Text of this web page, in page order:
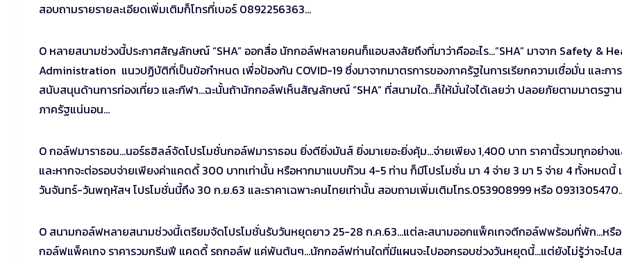
สอบถามรายรายละเอียดเพิ่มเติมก็โทรที่เบอร์ 0892256363…
O หลายสนามช่วงนี้ประกาศสัญลักษณ์ “SHA” ออกสื่อ นักกอล์ฟหลายคนก็แอบสงสัยถึงที่มาว่าคืออะไร…”SHA” มาจาก Safety &
Administration แนวปฏิบัติที่เป็นข้อกำหนด เพื่อป้องกัน COVID-19 ซึ่งมาจากมาตรการของภาครัฐในการเรียกความเชื่อมั่น และการ
สนับสนุนด้านการท่องเที่ยว และกีฬา…ฉะนั้นถ้านักกอล์ฟเห็นสัญลักษณ์ “SHA” ที่สนามใด…ก็ให้มั่นใจได้เลยว่า ปลอยภัยตามมาตรฐา
ภาครัฐแน่นอน…
O กอล์ฟมาราธอน…นอร์ธฮิลล์จัดโปรโมชั่นกอล์ฟมาราธอน ยิ่งตียิ่งมันส์ ยิ่งมาเยอะยิ่งคุ้ม…จ่ายเพียง 1,400 บาท ราคานี้รวมทุกอย่าง
และหากจะต่อรอบจ่ายเพียงค่าแคดดี้ 300 บาทเท่านั้น หรือหากมาแบบก๊วน 4-5 ท่าน ก็มีโปรโมชั่น มา 4 จ่าย 3 มา 5 จ่าย 4 ทั้งหมดนี้
วันจันทร์-วันพฤหัสฯ โปรโมชั่นนี้ถึง 30 ก.ย.63 และราคาเฉพาะคนไทยเท่านั้น สอบถามเพิ่มเติมโทร.053908999 หรือ
O สนามกอล์ฟหลายสนามช่วงนี้เตรียมจัดโปรโมชั่นรับวันหยุดยาว 25-28 ก.ค.63…แต่ละสนามออกแพ็คเกจตีกอล์ฟพร้อมที่พัก…หรือ
กอล์ฟแพ็คเกจ ราคารวมกรีนฟี แคดดี้ รถกอล์ฟ แค่พันต้นๆ…นักกอล์ฟท่านใดที่มีแผนจะไปออกรอบช่วงวันหยุดนี้…แต่ยังไม่รู้ว่าจะไป